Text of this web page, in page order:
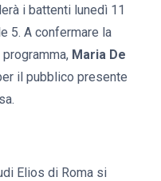
i battenti lunedì 11
5. A confermare la
Maria De
il pubblico presente
Elios di Roma si